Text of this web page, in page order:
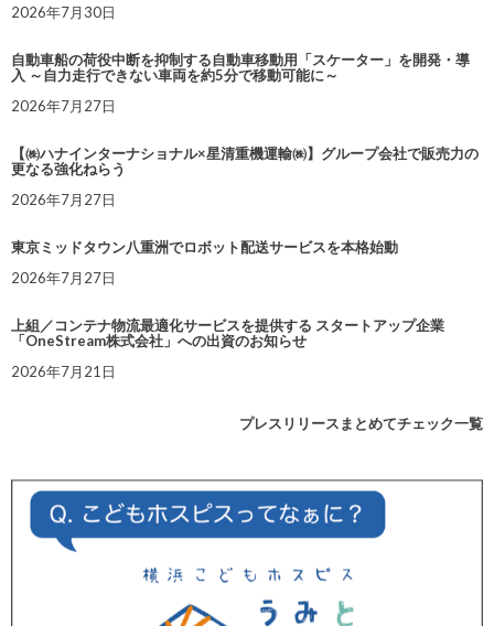
2026年7月30日
自動車船の荷役中断を抑制する自動車移動用「スケーター」を開発・導
入 ～自力走行できない車両を約5分で移動可能に～
2026年7月27日
【㈱ハナインターナショナル×星清重機運輸㈱】グループ会社で販売力の
更なる強化ねらう
2026年7月27日
東京ミッドタウン八重洲でロボット配送サービスを本格始動
2026年7月27日
上組／コンテナ物流最適化サービスを提供する スタートアップ企業
「OneStream株式会社」への出資のお知らせ
2026年7月21日
プレスリリースまとめてチェック一覧